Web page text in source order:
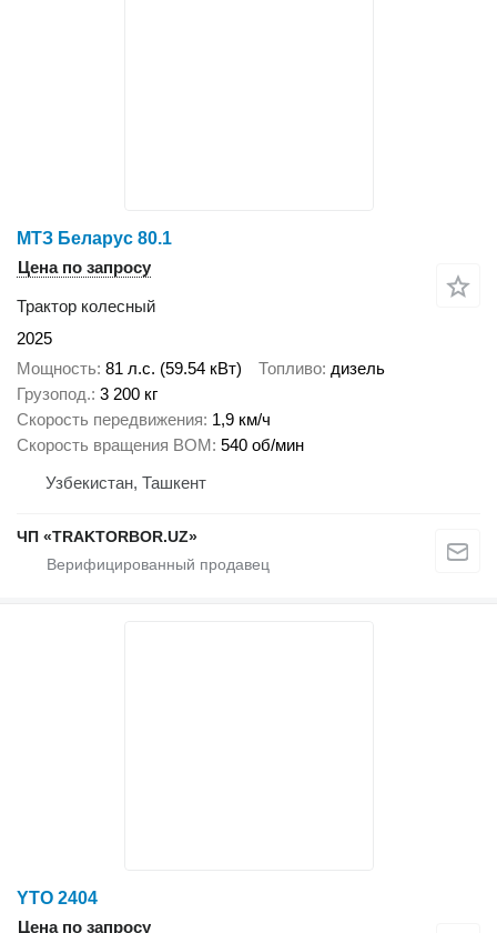
МТЗ Беларус 80.1
Цена по запросу
Трактор колесный
2025
Мощность 81 л.с. (59.54 кВт) Топливо дизель
Грузопод. 3 200 кг
Скорость передвижения 1,9 км/ч
Скорость вращения ВОМ 540 об/мин
Узбекистан, Ташкент
ЧП «TRAKTORBOR.UZ»
YTO 2404
Цена по запросу